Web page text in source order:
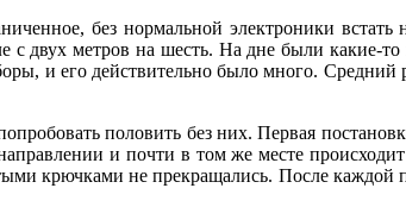
без нормальной электроники
двух метров на шесть. На дне были какие-
и его действительно было много.
половить без них. Первая
и почти в том же месте
крючками не прекращались. После каждой